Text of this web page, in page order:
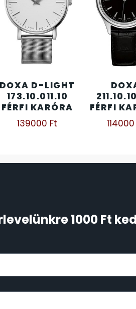
DOXA D-LIGHT
173.10.011.10
FÉRFI KARÓRA
139000 Ft
FÉRFI
114000
1000 Ft
95
55
11